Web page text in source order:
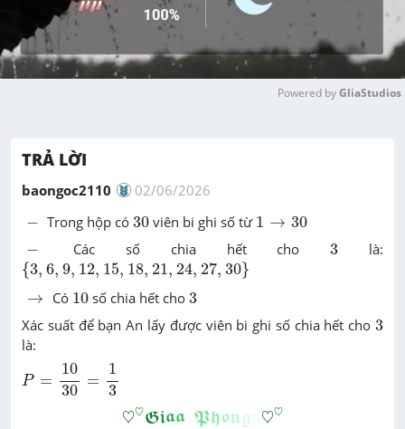
Powered by GliaStudios
TRẢ LỜI
baongoc2110 02/06/2026
− Trong hộp có 30
30viên bi ghi số từ 1 → 30
1 →30
− Các số chia hết cho3
3 là:
{3, 6, 9, 12, 15, 18, 21, 24, 27, 30}
{3 6, ,1215,18 ,21 24 27 30}
→
→ Có 10
10 số chia hết cho3
3
Xác suất để bạn An lấy được viên bi ghi số chia hết cho 3
3
là:
P =
10
30
=
1
3
30=
♡♡Giaa Ph ong ♡♡
♡♡𝕲𝖎 𝕻𝖍𝖔 ♡